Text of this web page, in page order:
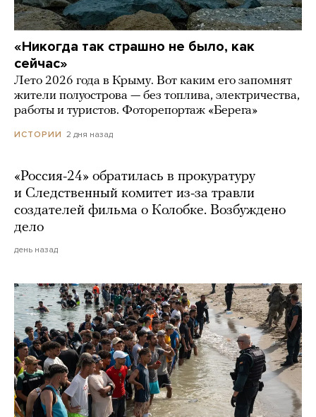
«Никогда так страшно не было, как
сейчас»
Лето 2026 года в Крыму. Вот каким его запомнят
жители полуострова — без топлива, электричества,
работы и туристов. Фоторепортаж «Берега»
ИСТОРИИ 2 дня назад
«Россия-24» обратилась в прокуратуру
и Следственный комитет из-за травли
создателей фильма о Колобке. Возбуждено
дело
день назад